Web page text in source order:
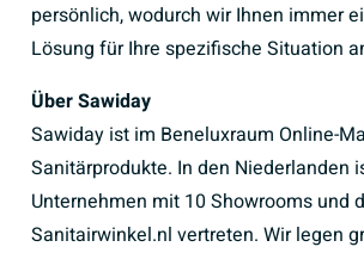
persönlich, wodurch wir Ihnen immer
Lösung für Ihre spezifische Situation
Über Sawiday
Sawiday ist im Beneluxraum Online-
Sanitärprodukte. In den Niederlanden
Unternehmen mit 10 Showrooms und
Sanitairwinkel.nl vertreten. Wir legen